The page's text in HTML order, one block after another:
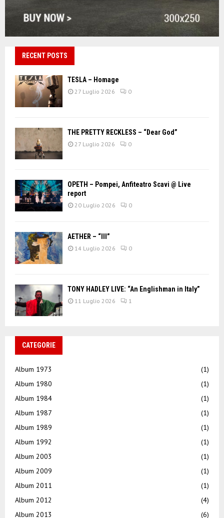
RECENT POSTS
TESLA – Homage
27 Luglio 2026 0
THE PRETTY RECKLESS – “Dear God”
27 Luglio 2026 0
OPETH – Pompei, Anfiteatro Scavi @ Live
report
20 Luglio 2026 0
AETHER – “III”
14 Luglio 2026 0
TONY HADLEY LIVE: “An Englishman in Italy”
11 Luglio 2026 1
CATEGORIE
Album 1973
(1)
Album 1980
(1)
Album 1984
(1)
Album 1987
(1)
Album 1989
(1)
Album 1992
(1)
Album 2003
(1)
Album 2009
(1)
Album 2011
(1)
Album 2012
(4)
Album 2013
(6)